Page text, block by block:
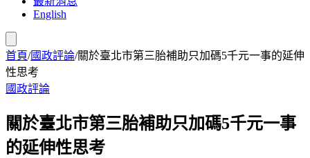
English
首頁/國政評論/關於臺北市第三胎補助只加碼5千元一事的延伸
性思考
國政評論
關於臺北市第三胎補助只加碼5千元一事
的延伸性思考